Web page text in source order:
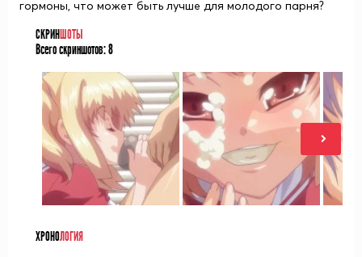
гормоны, что может быть лучше для молодого парня?
СКРИН ШОТЫ
Всего скриншотов:8
ХРОНОЛОГИЯ